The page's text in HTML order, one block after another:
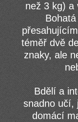
než 3 kg) a
téměř dvě
znaky, ale
Bdělí a
snadno učí,
domácí